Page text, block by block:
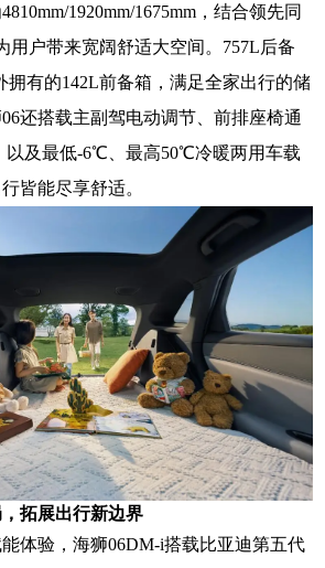
1920mm/1675mm，结合领先同
用户带来宽阔舒适大空间。757L后备
拥有的142L前备箱，满足全家出行的储
还搭载主副驾电动调节、前排座椅通
以及最低-6℃、最高50℃冷暖两用车载
皆能尽享舒适。
拓展出行新边界
体验，海狮06DM-i搭载比亚迪第五代